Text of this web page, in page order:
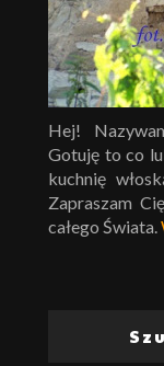
Hej!
Gotuję to co
kuchnię
Zapraszam
całego Świata.